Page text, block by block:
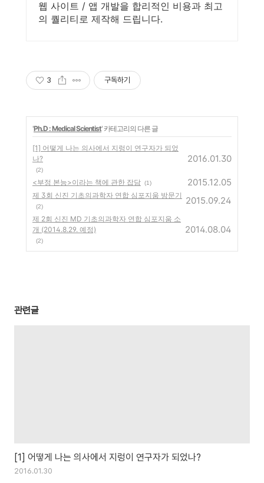
웹 사이트 / 앱 개발을 합리적인 비용과 최고
의 퀄리티로 제작해 드립니다.
3 구독하기
'Ph.D : Medical Scientist' 카테고리의 다른 글
[1] 어떻게 나는 의사에서 지렁이 연구자가 되었
나?
(2)
2016.01.30
<부정 본능>이라는 책에 관한 잡담 (1) 2015.12.05
제 3회 신진 기초의과학자 연합 심포지움 방문기
(2)
2015.09.24
제 2회 신진 MD 기초의과학자 연합 심포지움 소
개 (2014.8.29. 예정)
(2)
2014.08.04
관련글
[1] 어떻게 나는 의사에서 지렁이 연구자가 되었나?
2016.01.30